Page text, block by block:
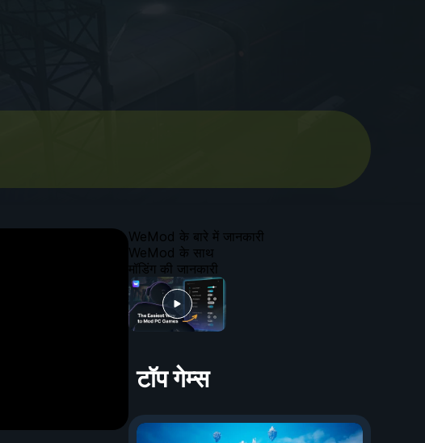
WeMod के बारे में जानकारी
WeMod के साथ
मॉडिंग की जानकारी
टॉप गेम्स